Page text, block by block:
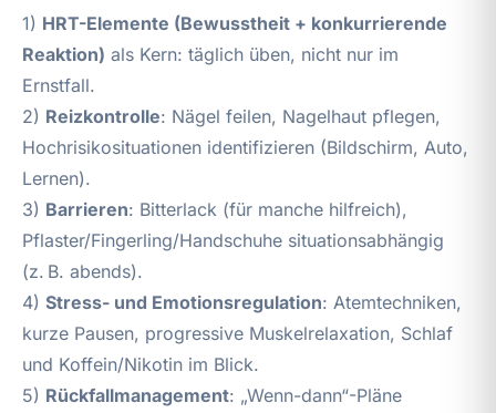
1) HRT-Elemente (Bewusstheit + konkurrierende
Reaktion) als Kern: täglich üben, nicht nur im
Ernstfall.
2) Reizkontrolle: Nägel feilen, Nagelhaut pflegen,
Hochrisikosituationen identifizieren (Bildschirm, Auto,
Lernen).
3) Barrieren: Bitterlack (für manche hilfreich),
Pflaster/Fingerling/Handschuhe situationsabhängig
(z. B. abends).
4) Stress- und Emotionsregulation: Atemtechniken,
kurze Pausen, progressive Muskelrelaxation, Schlaf
und Koffein/Nikotin im Blick.
5) Rückfallmanagement: „Wenn-dann“-Pläne